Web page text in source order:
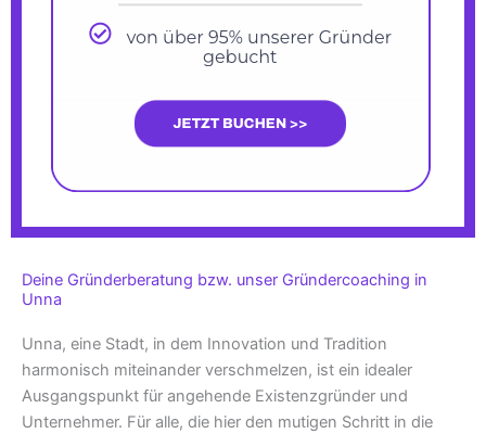
Deine Gründerberatung bzw. unser Gründercoaching in
Unna
Unna, eine Stadt, in dem Innovation und Tradition
harmonisch miteinander verschmelzen, ist ein idealer
Ausgangspunkt für angehende Existenzgründer und
Unternehmer. Für alle, die hier den mutigen Schritt in die